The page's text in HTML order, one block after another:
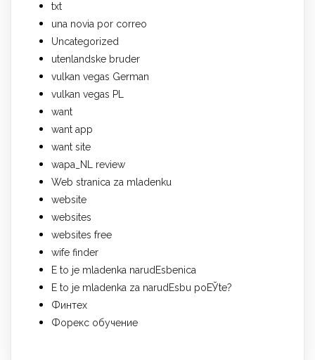
txt
una novia por correo
Uncategorized
utenlandske bruder
vulkan vegas German
vulkan vegas PL
want
want app
want site
wapa_NL review
Web stranica za mladenku
website
websites
websites free
wife finder
Е to je mladenka narudЕѕbenica
Е to je mladenka za narudЕѕbu poЕЎte?
Финтех
Форекс обучение